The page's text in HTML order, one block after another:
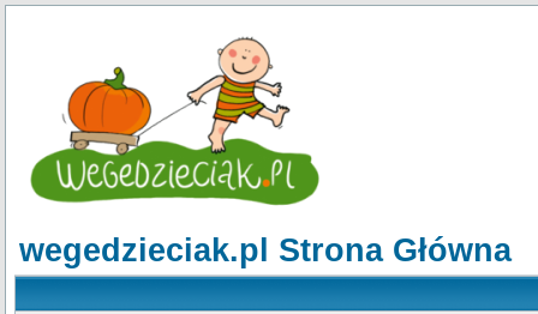
wegedzieciak.pl Strona Główna